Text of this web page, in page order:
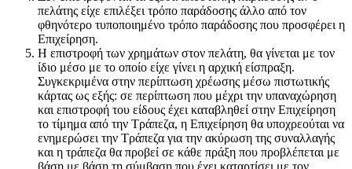
πελάτης είχε επιλέξει τρόπο παράδοσης άλλο από τον
φθηνότερο τυποποιημένο τρόπο παράδοσης που προσφέρει η
Επιχείρηση.
Η επιστροφή των χρημάτων στον πελάτη, θα γίνεται με τον
ίδιο μέσο με το οποίο είχε γίνει η αρχική είσπραξη.
Συγκεκριμένα στην περίπτωση χρέωσης μέσω πιστωτικής
κάρτας ως εξής: σε περίπτωση που μέχρι την υπαναχώρηση
και επιστροφή του είδους έχει καταβληθεί στην Επιχείρηση
το τίμημα από την Τράπεζα, η Επιχείρηση θα υποχρεούται να
ενημερώσει την Τράπεζα για την ακύρωση της συναλλαγής
και η τράπεζα θα προβεί σε κάθε πράξη που προβλέπεται με
βάση με βάση τη σύμβαση που έχει καταρτίσει με τον